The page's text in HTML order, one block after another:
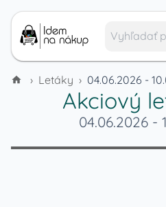
› Letáky › 04.06.2026 -
Akciový
04.06.2026-